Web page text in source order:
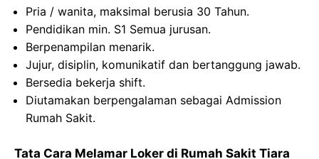
Pria / wanita, maksimal berusia 30 Tahun.
Pendidikan min. S1 Semua jurusan.
Berpenampilan menarik.
Jujur, disiplin, komunikatif dan bertanggung jawab.
Bersedia bekerja shift.
Diutamakan berpengalaman sebagai Admission
Rumah Sakit.
Tata Cara Melamar Loker di Rumah Sakit Tiara